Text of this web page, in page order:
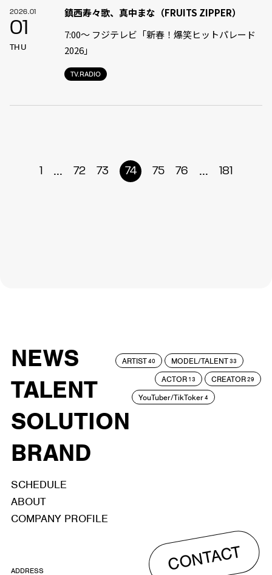
2026.01
01
THU
TV.RADIO
鎮西寿々歌、真中まな（FRUITS ZIPPER）
7:00〜 フジテレビ「新春！爆笑ヒットパレード
2026」
1 ... 72 73 74 75 76 ... 181
NEWS
TALENT
SOLUTION
BRAND
ARTIST40 MODEL/TALENT33
ACTOR 13 CREATOR29
YouTuber/TikToker4
SCHEDULE
ABOUT
COMPANY PROFILE
CONTACT
ADDRESS